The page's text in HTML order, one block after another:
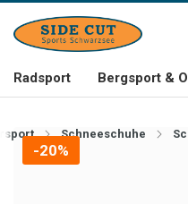
Radsport Bergsport &
Schneeschuhe
-20%